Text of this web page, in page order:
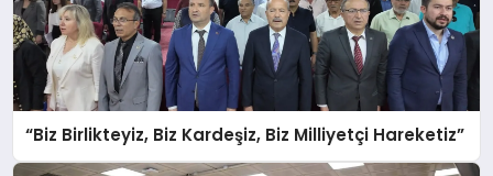
“Biz Birlikteyiz, Biz Kardeşiz, Biz Milliyetçi Hareketiz”